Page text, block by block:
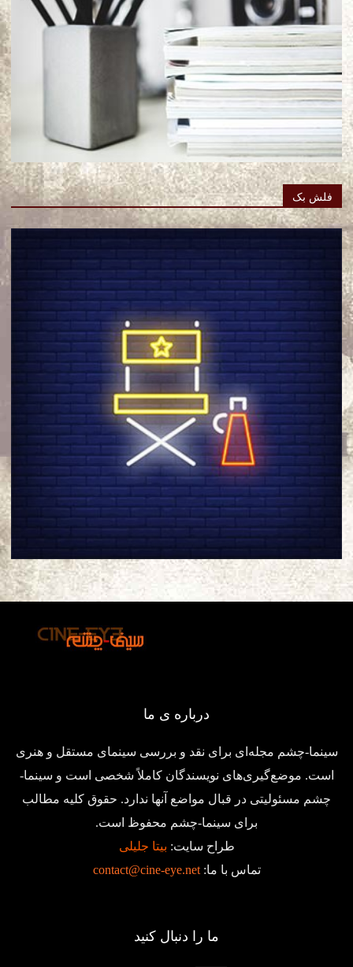
فلش بک
درباره ی ما
سینما-چشم مجله‌ای برای نقد و بررسی سینمای مستقل و هنری
است. موضع‌گیری‌های نویسندگان کاملاً شخصی است و سینما-
چشم مسئولیتی در قبال مواضع آنها ندارد. حقوق کلیه مطالب
برای سینما-چشم محفوظ است.
طراح سایت: بیتا جلیلی
تماس با ما:contact@cine-eye.net
ما را دنبال کنید